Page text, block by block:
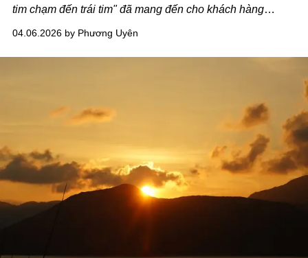
tim chạm đến trái tim" đã mang đến cho khách hàng
sống mới, nơi trải nghiệm cư dân không còn là những tiêu
chuẩn khô khan, mà là sự thấu cảm đầy tinh tế.
04.06.2026 by Phương Uyên